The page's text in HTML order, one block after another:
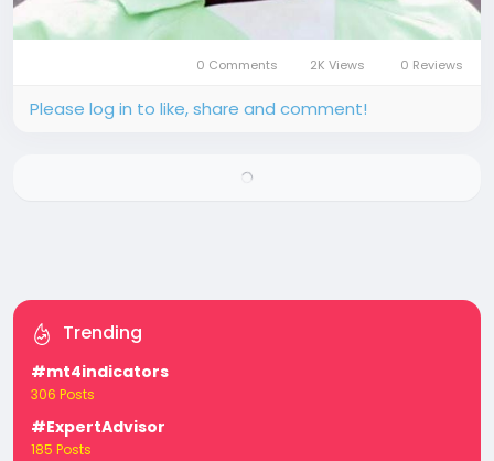
0 Comments 2K Views 0 Reviews
Please log in to like, share and comment!
Trending
#mt4indicators
306 Posts
#ExpertAdvisor
185 Posts